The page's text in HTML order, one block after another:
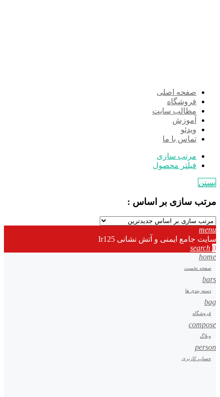
صفحه اصلی
فروشگاه
مطالب سایت
آموزش
ویدئو
تماس با ما
مرتب سازی
فیلتر محصول
بستن
مرتب سازی بر اساس :
menu
سایت جامع ایمنی و آتش نشانی Ir125
search 0
home
صفحه نخست
bars
دسته بندی ها
bag
فروشگاه
compose
وبلاگ
person
حساب کاربری